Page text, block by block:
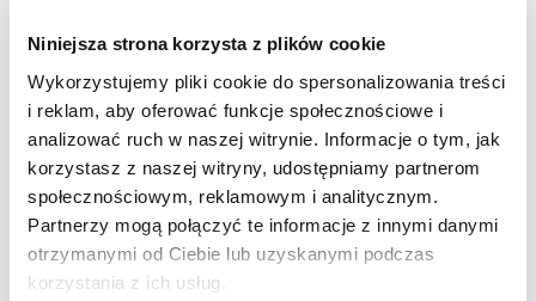
Niniejsza strona korzysta z plików cookie
Wykorzystujemy pliki cookie do spersonalizowania treści
i reklam, aby oferować funkcje społecznościowe i
analizować ruch w naszej witrynie. Informacje o tym, jak
korzystasz z naszej witryny, udostępniamy partnerom
społecznościowym, reklamowym i analitycznym.
Partnerzy mogą połączyć te informacje z innymi danymi
otrzymanymi od Ciebie lub uzyskanymi podczas
korzystania z ich usług.
zmniejsz ogień. Duś śliwki przez 15
minut, aż zmiękną. Przed wyłożeniem na
podpieczony blat odcedź je na sitku.
Syrop można zużyć jako polewę do
słodkich śniadań lub do herbaty :).
W misce umieść płatki owsiane, migdały,